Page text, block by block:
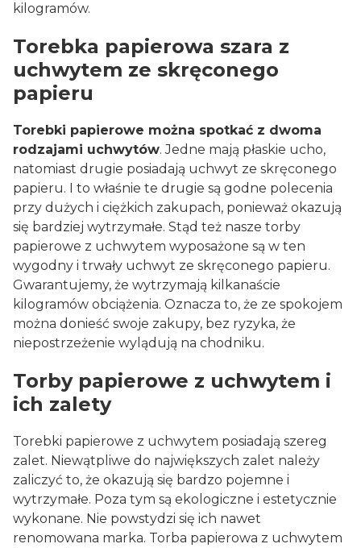
kilogramów.
Torebka papierowa szara z
uchwytem ze skręconego
papieru
Torebki papierowe można spotkać z dwoma
rodzajami uchwytów. Jedne mają płaskie ucho,
natomiast drugie posiadają uchwyt ze skręconego
papieru. I to właśnie te drugie są godne polecenia
przy dużych i ciężkich zakupach, ponieważ okazują
się bardziej wytrzymałe. Stąd też nasze torby
papierowe z uchwytem wyposażone są w ten
wygodny i trwały uchwyt ze skręconego papieru.
Gwarantujemy, że wytrzymają kilkanaście
kilogramów obciążenia. Oznacza to, że ze spokojem
można donieść swoje zakupy, bez ryzyka, że
niepostrzeżenie wylądują na chodniku.
Torby papierowe z uchwytem i
ich zalety
Torebki papierowe z uchwytem posiadają szereg
zalet. Niewątpliwe do największych zalet należy
zaliczyć to, że okazują się bardzo pojemne i
wytrzymałe. Poza tym są ekologiczne i estetycznie
wykonane. Nie powstydzi się ich nawet
renomowana marka. Torba papierowa z uchwytem